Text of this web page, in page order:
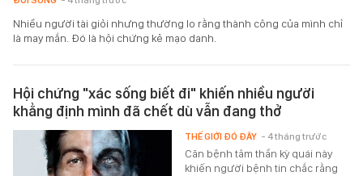
Nhiều người tài giỏi nhưng thường lo rằng thành công của mình chỉ
là may mắn. Đó là hội chứng kẻ mạo danh.
Hội chứng "xác sống biết đi" khiến nhiều người
khẳng định mình đã chết dù vẫn đang thở
Căn bệnh tâm thần kỳ quái này
khiến người bệnh tin chắc rằng
THẾ GIỚI ĐÓ ĐÂY - 4 tháng trước